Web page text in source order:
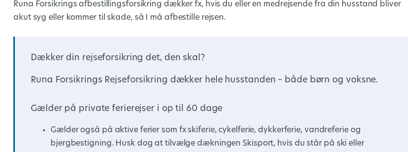
Runa Forsikrings afbestillingsforsikring dækker fx, hvis du eller en medrejsende fra din husstand bliver
akut syg eller kommer til skade, så I må afbestille rejsen.
Dækker din rejseforsikring det, den skal?
Runa Forsikrings Rejseforsikring dækker hele husstanden – både børn og voksne.
Gælder på private ferierejser i op til 60 dage
Gælder også på aktive ferier som fx skiferie, cykelferie, dykkerferie, vandreferie og
bjergbestigning. Husk dog at tilvælge dækningen Skisport, hvis du står på ski eller